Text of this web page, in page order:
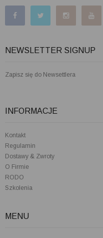
NEWSLETTER SIGNUP
Zapisz się do Newsettlera
INFORMACJE
Kontakt
Regulamin
Dostawy & Zwroty
O Firmie
RODO
Szkolenia
MENU